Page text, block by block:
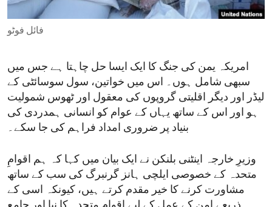
ENVIRONMENT AND HEALTH
IDEALS AND INSTITUTIONS
فائل فوٹو
امریکہ یمن کی جنگ کا ایک ایسا حل چاہتا ہے جس میں
سبھی شامل ہوں۔ اس میں خواتین، سول سوسائٹی کے
لیڈر اور دیگر اقلیتی گروپوں کی معقول اور ٹھوس شمولیت
ہو اور اس کے ساتھ یہاں کے عوام کو انسانی ہمدردی کی
بنیاد پر ضروری امداد فراہم کی جا سکے۔
وزیرِ خارجہ اینٹنی بلنکن نے ایک بیان میں کہا کہ ہم اقوامِ
متحدہ کے خصوصی ایلچی ہانز گرنبرگ کی سب کے ساتھ
مشاورت کرنے کا خیر مقدم کرتے ہیں، کیونکہ اسی کے